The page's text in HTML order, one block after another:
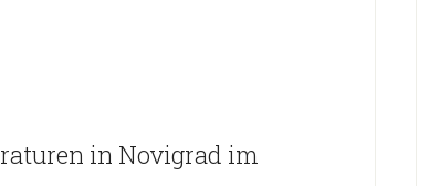
in Novigrad im